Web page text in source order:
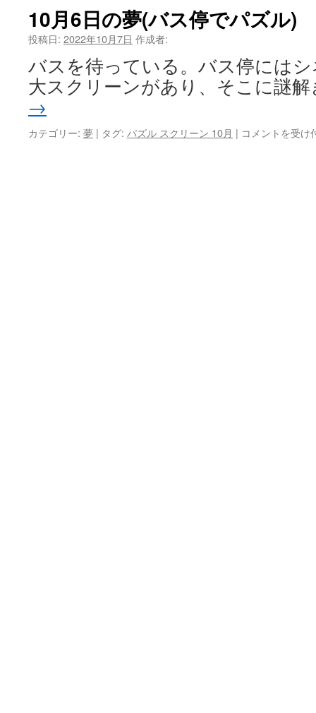
日
の
と
白
10月6日の夢(バス停でパズル)
投稿日: 2022年10月7日 作成者:
バスを待っている。バス停には
大スクリーンがあり、そこに謎
→
カテゴリー: 夢 | タグ: パズル スクリーン 10月 | 10
コメントを受け